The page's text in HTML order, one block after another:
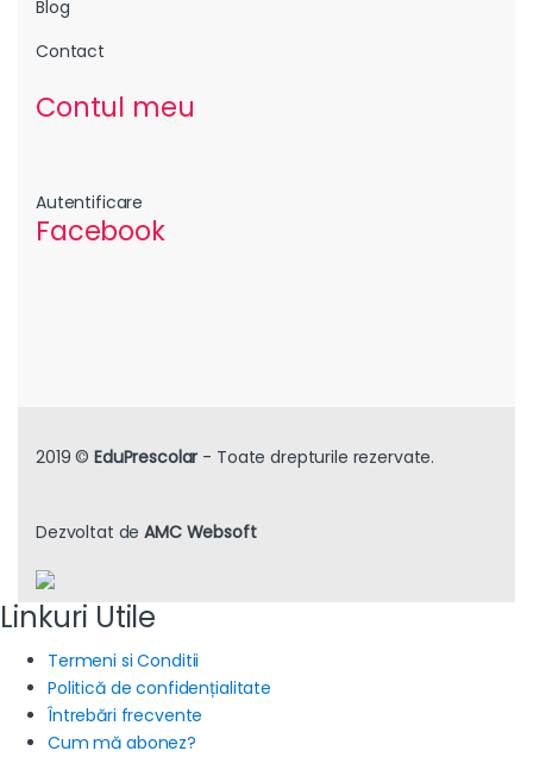
Blog
Contact
Contul meu
Autentificare
Facebook
2019 ©EduPrescolar - Toate drepturile rezervate.
Dezvoltat deAMC Websoft
Linkuri Utile
Termeni si Conditii
Politică de confidențialitate
Întrebări frecvente
Cum mă abonez?